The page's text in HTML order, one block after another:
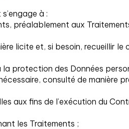
à :
préalablement aux
licite et, si besoin, recueillir
la protection des Données
consulté de manière
aux fins de l’exécution du
les Traitements ;